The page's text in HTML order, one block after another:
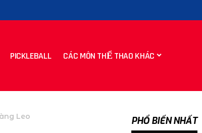
PICKLEBALL CÁC MÔN THỂ THAO KHÁC
Leo PHỔ BIẾN NHẤT